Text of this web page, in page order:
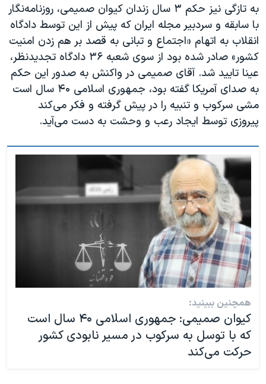
به تازگی نیز حکم ۳ سال زندان کیوان صمیمی، روزنامه‌نگار
با سابقه و سردبیر مجله ایران که پیش از این توسط دادگاه
انقلاب به اتهام «اجتماع و تبانی به قصد بر هم زدن امنیت
کشور» صادر شده بود از سوی شعبه ۳۶ دادگاه تجدیدنظر،
عینا تایید شد. آقای صمیمی در واکنش به صدور این حکم
به صدای آمریکا گفته بود، جمهوری اسلامی ۴۰ سال است
مشی سرکوب و تنبیه را در پیش گرفته و فکر می‌کند
پیروزی توسط ایجاد رعب و وحشت به دست می‌آید.
همچنین ببینید:
کیوان صمیمی: جمهوری اسلامی ۴۰ سال است
که با توسل به سرکوب در مسیر نابودی کشور
حرکت می‌کند